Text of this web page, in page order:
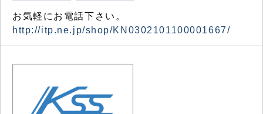
お気軽にお電話下さい。
http://itp.ne.jp/shop/KN0302101100001667/